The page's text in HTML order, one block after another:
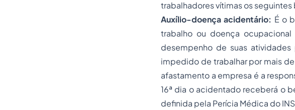
trabalhadores vítimas os
Auxílio-doença acidentário: É o
trabalho ou doença
desempenho de suas
impedido de trabalhar por mais
afastamento a empresa é a
16ª dia o acidentado receberá o
definida pela Perícia Médica do